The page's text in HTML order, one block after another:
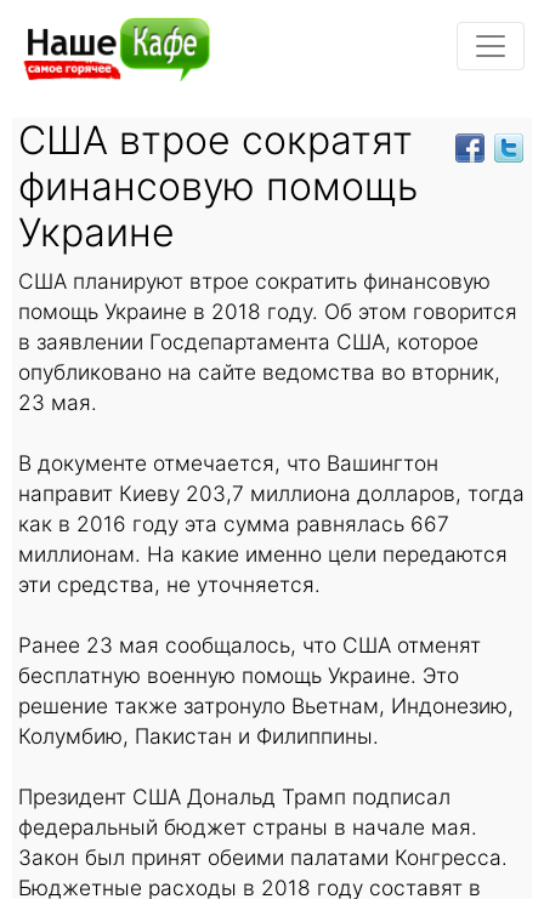
США втрое сократят
финансовую помощь
Украине
США планируют втрое сократить финансовую
помощь Украине в 2018 году. Об этом говорится
в заявлении Госдепартамента США, которое
опубликовано на сайте ведомства во вторник,
23 мая.
В документе отмечается, что Вашингтон
направит Киеву 203,7 миллиона долларов, тогда
как в 2016 году эта сумма равнялась 667
миллионам. На какие именно цели передаются
эти средства, не уточняется.
Ранее 23 мая сообщалось, что США отменят
бесплатную военную помощь Украине. Это
решение также затронуло Вьетнам, Индонезию,
Колумбию, Пакистан и Филиппины.
Президент США Дональд Трамп подписал
федеральный бюджет страны в начале мая.
Закон был принят обеими палатами Конгресса.
Бюджетные расходы в 2018 году составят в